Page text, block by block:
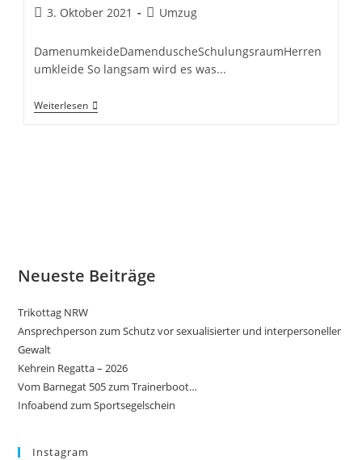
Beitrag
3. Oktober 2021
Beitrags-
Umzug
DamenumkeideDamenduscheSchulungsraumHerren
umkleide So langsam wird es was...
WeiterlesenDuschen
Und
Neueste Beiträge
Trikottag NRW
Ansprechperson zum Schutz vor sexualisierter und interpersoneller
Gewalt
Kehrein Regatta – 2026
Vom Barnegat 505 zum Trainerboot…
Infoabend zum Sportsegelschein
Instagram